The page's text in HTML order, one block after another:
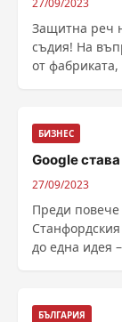
27/09/2023
Защитна реч
съдия! На
от
БИЗНЕС
Google
27/09/2023
Преди повече
до една идея
БЪЛГАРИЯ